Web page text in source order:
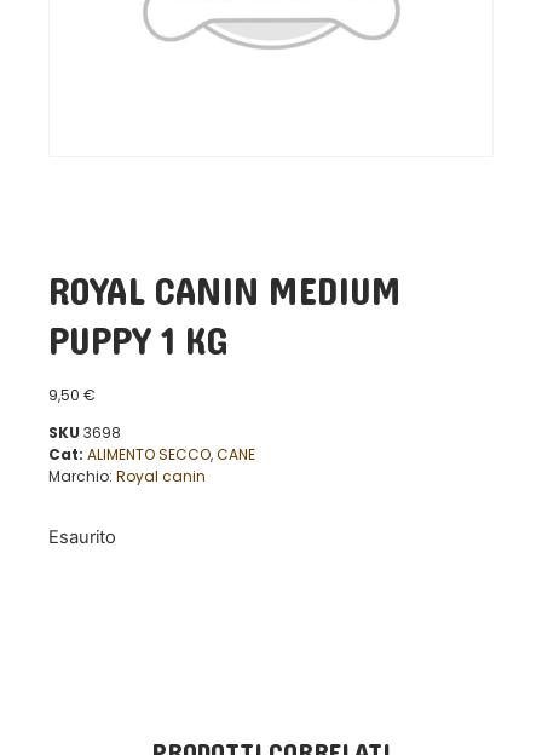
ROYAL CANIN MEDIUM
PUPPY 1 KG
9,50 €
SKU 3698
Cat: ALIMENTO SECCO,CANE
Marchio: Royal canin
Esaurito